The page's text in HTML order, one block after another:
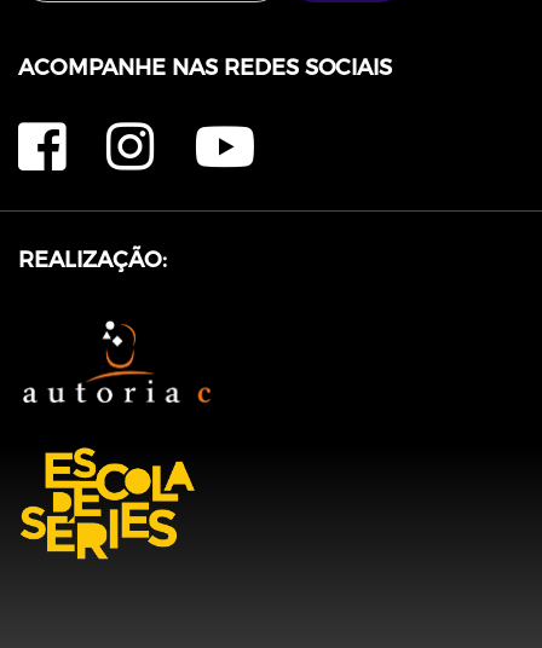
ACOMPANHE NAS REDES SOCIAIS
REALIZAÇÃO: